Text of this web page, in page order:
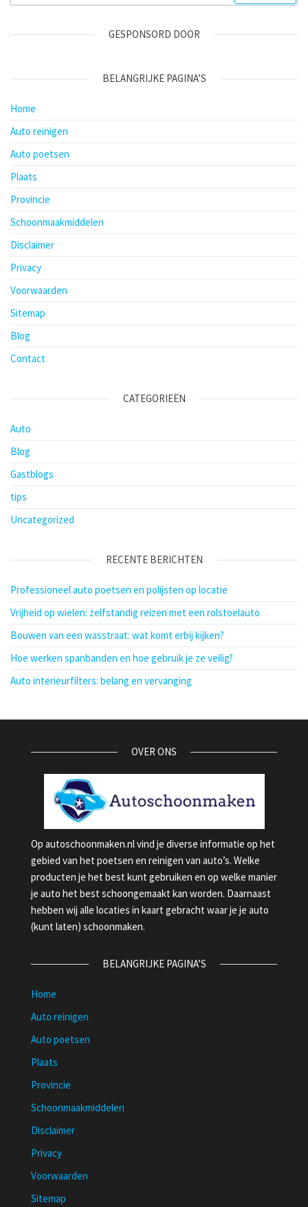
naar:
GESPONSORD DOOR
BELANGRIJKE PAGINA’S
Home
Auto reinigen
Auto poetsen
Plaats
Provincie
Schoonmaakmiddelen
Disclaimer
Privacy
Voorwaarden
Sitemap
Blog
Contact
CATEGORIEËN
Auto
Blog
Gastblogs
tips
Uncategorized
RECENTE BERICHTEN
Professioneel auto poetsen en polijsten op locatie
Vrijheid op wielen: zelfstandig reizen met een rolstoelauto
Bouwen van een wasstraat: wat komt erbij kijken?
Hoe werken spanbanden en hoe gebruik je ze veilig?
Auto interieurfilters: belang en vervanging
OVER ONS
Op autoschoonmaken.nl vind je diverse informatie op het
gebied van het poetsen en reinigen van auto’s. Welke
producten je het best kunt gebruiken en op welke manier
je auto het best schoongemaakt kan worden. Daarnaast
hebben wij alle locaties in kaart gebracht waar je je auto
(kunt laten) schoonmaken.
BELANGRIJKE PAGINA’S
Home
Auto reinigen
Auto poetsen
Plaats
Provincie
Schoonmaakmiddelen
Disclaimer
Privacy
Voorwaarden
Sitemap